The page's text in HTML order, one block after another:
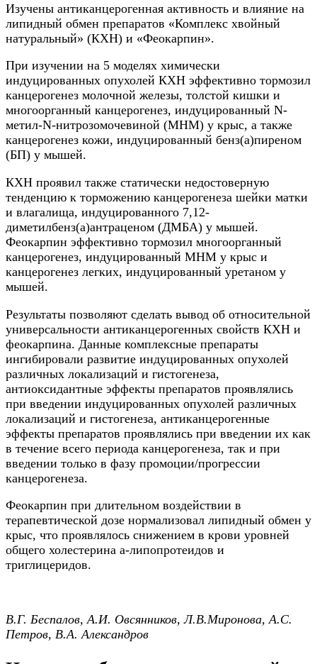
Изучены антиканцерогенная активность и влияние на
липидный обмен препаратов «Комплекс хвойный
натуральный» (КХН) и «Феокарпин».
При изучении на 5 моделях химически
индуцированных опухолей КХН эффективно тормозил
канцерогенез молочной железы, толстой кишки и
многоорганный канцерогенез, индуцированный N-
метил-N-нитрозомочевиной (МНМ) у крыс, а также
канцерогенез кожи, индуцированный бенз(а)пиреном
(БП) у мышей.
КХН проявил также статически недостоверную
тенденцию к торможению канцерогенеза шейки матки
и влагалища, индуцированного 7,12-
диметилбенз(а)антраценом (ДМБА) у мышей.
Феокарпин эффективно тормозил многоорганный
канцерогенез, индуцированный МНМ у крыс и
канцерогенез легких, индуцированный уретаном у
мышей.
Результаты позволяют сделать вывод об относительной
универсальности антиканцерогенных свойств КХН и
феокарпина. Данные комплексные препараты
ингибировали развитие индуцированных опухолей
различных локализаций и гистогенеза,
антиоксидантные эффекты препаратов проявлялись
при введении индуцированных опухолей различных
локализаций и гистогенеза, антиканцерогенные
эффекты препаратов проявлялись при введении их как
в течение всего периода канцерогенеза, так и при
введении только в фазу промоции/прогрессии
канцерогенеза.
Феокарпин при длительном воздействии в
терапевтической дозе нормализовал липидный обмен у
крыс, что проявлялось снижением в крови уровней
общего холестерина a-липопротеидов и
триглицеридов.
В.Г. Беспалов, А.И. Овсянников, Л.В.Миронова, А.С.
Петров, В.А. Александров